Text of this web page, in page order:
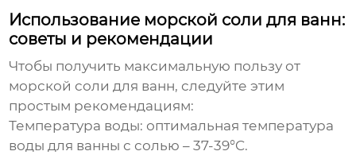
Использование морской соли для ванн:
советы и рекомендации
Чтобы получить максимальную пользу от
морской соли для ванн, следуйте этим
простым рекомендациям:
Температура воды: оптимальная температура
воды для ванны с солью – 37-39°C.